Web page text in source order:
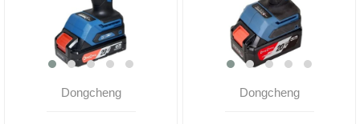
Dongcheng Dongcheng